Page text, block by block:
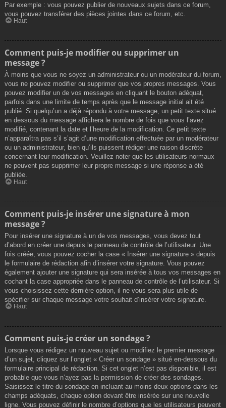
Par exemple : vous pouvez publier de nouveaux sujets dans ce forum,
vous pouvez transférer des pièces jointes dans ce forum, etc.
Haut
Comment puis-je modifier ou supprimer un
message ?
À moins que vous ne soyez un administrateur ou un modérateur du forum,
vous ne pouvez modifier ou supprimer que vos propres messages. Vous
pouvez modifier un de vos messages en cliquant le bouton adéquat,
parfois dans une limite de temps après que le message initial ait été
publié. Si quelqu’un a déjà répondu à votre message, un petit texte situé
en dessous du message affichera le nombre de fois que vous l’avez
modifié, contenant la date et l’heure de la modification. Ce petit texte
n’apparaîtra pas s’il s’agit d’une modification effectuée par un modérateur
ou un administrateur, bien qu’ils puissent rédiger une raison discrète
concernant leur modification. Veuillez noter que les utilisateurs normaux
ne peuvent pas supprimer leur propre message si une réponse a été
publiée.
Haut
Comment puis-je insérer une signature à mon
message ?
Pour insérer une signature à un de vos messages, vous devez tout
d’abord en créer une depuis le panneau de contrôle de l’utilisateur. Une
fois créée, vous pouvez cocher la case « Insérer une signature » depuis
le formulaire de rédaction afin d’insérer votre signature. Vous pouvez
également ajouter une signature qui sera insérée à tous vos messages en
cochant la case appropriée dans le panneau de contrôle de l’utilisateur. Si
vous choisissez cette dernière option, il ne vous sera plus utile de
spécifier sur chaque message votre souhait d’insérer votre signature.
Haut
Comment puis-je créer un sondage ?
Lorsque vous rédigez un nouveau sujet ou modifiez le premier message
d’un sujet, cliquez sur l’onglet « Créer un sondage » situé en-dessous du
formulaire principal de rédaction. Si cet onglet n’est pas disponible, il est
probable que vous n’ayez pas la permission de créer des sondages.
Saisissez le titre du sondage en incluant au moins deux options dans les
champs adéquats, chaque option devant être insérée sur une nouvelle
ligne. Vous pouvez définir le nombre d’options que les utilisateurs peuvent